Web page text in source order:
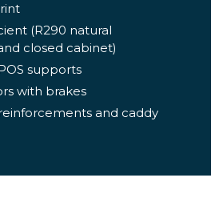
(R290 natural
closed cabinet)
supports
with brakes
and caddy